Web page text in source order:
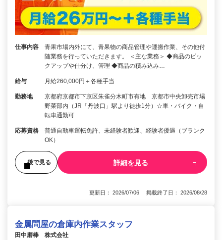
仕事内容
青果市場内外にて、青果物の商品管理や運搬作業、その他付
随業務を行っていただきます。 ＜主な業務＞ ◆商品のピッ
クアップや仕分け、管理 ◆商品の積み込み…
給与 月給260,000円＋各種手当
勤務地
京都府京都市下京区朱雀分木町市有地 京都市中央卸売市場
野菜部内（JR「丹波口」駅より徒歩1分）☆車・バイク・自
転車通勤可
応募資格
普通自動車運転免許、未経験者歓迎、経験者優遇（ブランク
OK）
後で見る 詳細を見る
更新日： 2026/07/06 掲載終了日： 2026/08/28
金属問屋の倉庫内作業スタッフ
田中磨棒 株式会社